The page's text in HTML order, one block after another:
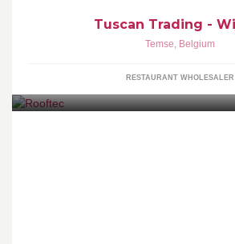
Tuscan Trading -
Temse, Belgium
RESTAURANT WHOLESALER